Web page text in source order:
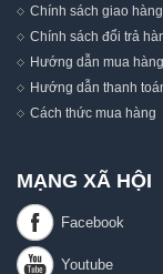
Chính sách giao hàng
Chính sách đổi trả
Hướng dẫn mua hàng
Hướng dẫn thanh
Cách thức mua hàng
MẠNG XÃ HỘI